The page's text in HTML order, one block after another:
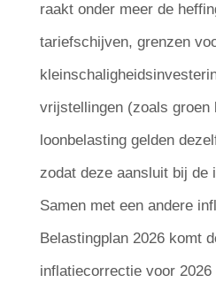
raakt onder meer de
tariefschijven, grenzen
vrijstellingen (zoals groen
loonbelasting gelden
zodat deze aansluit bij de
Samen met een andere
Belastingplan 2026 komt
inflatiecorrectie voor